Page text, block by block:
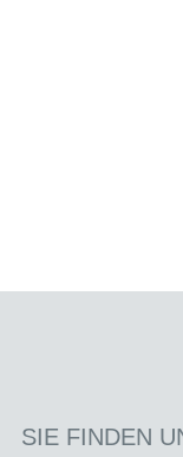
SIE FINDEN